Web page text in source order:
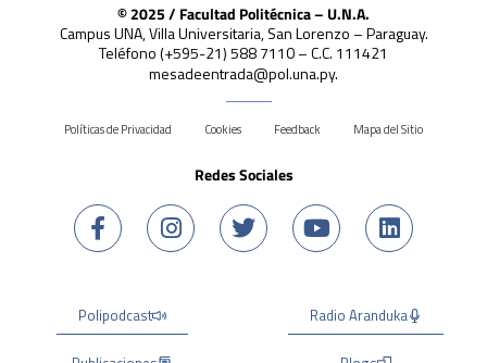
© 2025 / Facultad Politécnica – U.N.A.
Campus UNA, Villa Universitaria, San Lorenzo – Paraguay.
Teléfono (+595-21) 588 7110 – C.C. 111421
mesadeentrada@pol.una.py.
Políticas de Privacidad Cookies Feedback Mapa del Sitio
Redes Sociales
Polipodcast Radio Aranduka